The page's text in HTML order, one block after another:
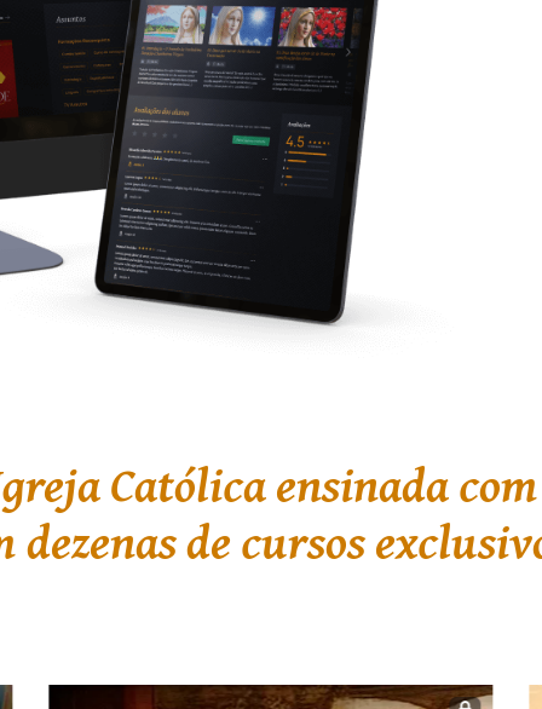
Católica ensinada
dezenas de cursos